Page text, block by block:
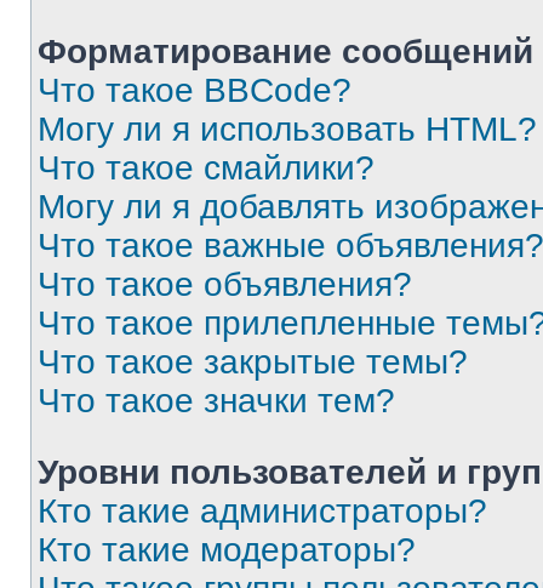
Форматирование
Что такое BBCode?
Могу ли я использовать HTML?
Что такое смайлики?
Могу ли я добавлять
Что такое важные объявления?
Что такое объявления?
Что такое прилепленные
Что такое закрытые темы?
Что такое значки тем?
Уровни пользователей и
Кто такие администраторы?
Кто такие модераторы?